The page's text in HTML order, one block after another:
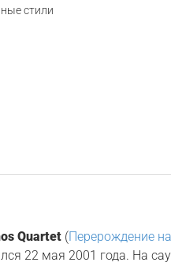
стили
Quartet (Перерождение
22 мая 2001 года. На